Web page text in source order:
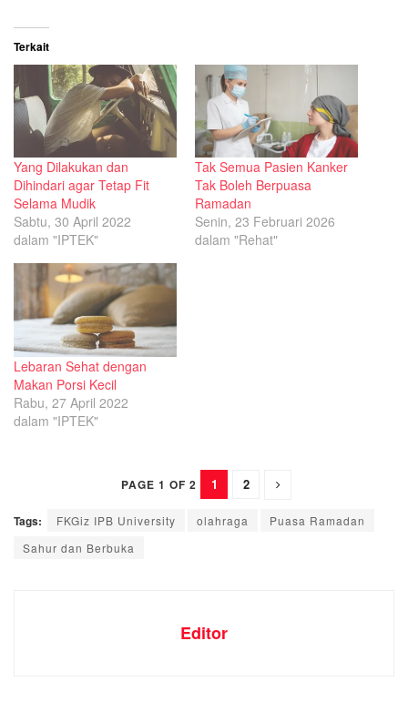
Terkait
Yang Dilakukan dan
Dihindari agar Tetap Fit
Selama Mudik
Sabtu, 30 April 2022
dalam "IPTEK"
Tak Semua Pasien Kanker
Tak Boleh Berpuasa
Ramadan
Senin, 23 Februari 2026
dalam "Rehat"
Lebaran Sehat dengan
Makan Porsi Kecil
Rabu, 27 April 2022
dalam "IPTEK"
PAGE 1 OF 2 1 2
Tags: FKGiz IPB University olahraga
Puasa Ramadan
Sahur dan Berbuka
Editor